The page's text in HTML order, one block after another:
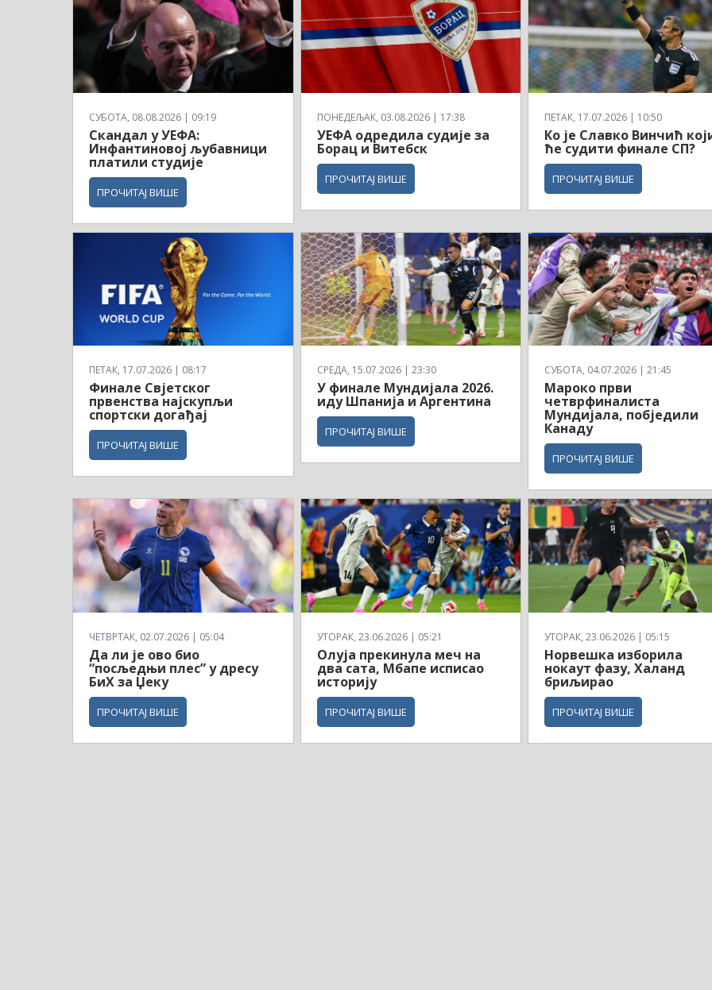
СУБОТА, 08.08.2026 | 09:19
Скандал у УЕФА:
Инфантиновој љубавници
платили студије
ПРОЧИТАЈ ВИШЕ
ПОНЕДЕЉАК, 03.08.2026 | 17:38
УЕФА одредила судије за
Борац и Витебск
ПРОЧИТАЈ ВИШЕ
ПЕТАК, 17.07.2026 | 10:50
Ко је Славко Винчић
ће судити финале СП?
ПРОЧИТАЈ ВИШЕ
ПЕТАК, 17.07.2026 | 08:17
Финале Свјетског
првенства најскупљи
спортски догађај
ПРОЧИТАЈ ВИШЕ
СРЕДА, 15.07.2026 | 23:30
У финале Мундијала 2026.
иду Шпанија и Аргентина
ПРОЧИТАЈ ВИШЕ
СУБОТА, 04.07.2026 | 21:45
Мароко први
четврфиналиста
Мундијала, побједили
Канаду
ПРОЧИТАЈ ВИШЕ
ЧЕТВРТАК, 02.07.2026 | 05:04
Да ли је ово био
“посљедњи плес” у дресу
БиХ за Џеку
ПРОЧИТАЈ ВИШЕ
УТОРАК, 23.06.2026 | 05:21
Олуја прекинула меч на
два сата, Мбапе исписао
историју
ПРОЧИТАЈ ВИШЕ
УТОРАК, 23.06.2026 | 05:15
Норвешка изборила
нокаут фазу, Халанд
бриљирао
ПРОЧИТАЈ ВИШЕ